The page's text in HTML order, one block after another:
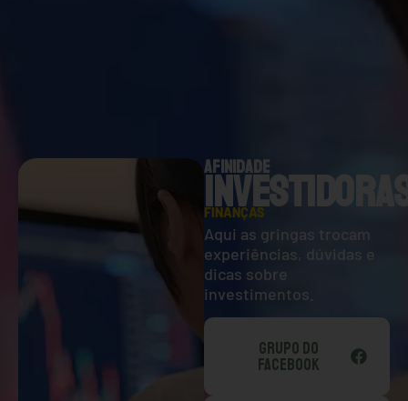
AFINIDADE
FINANÇAS
Aqui as gringas trocam
experiências, dúvidas e
dicas sobre
investimentos.
GRUPO DO
FACEBOOK